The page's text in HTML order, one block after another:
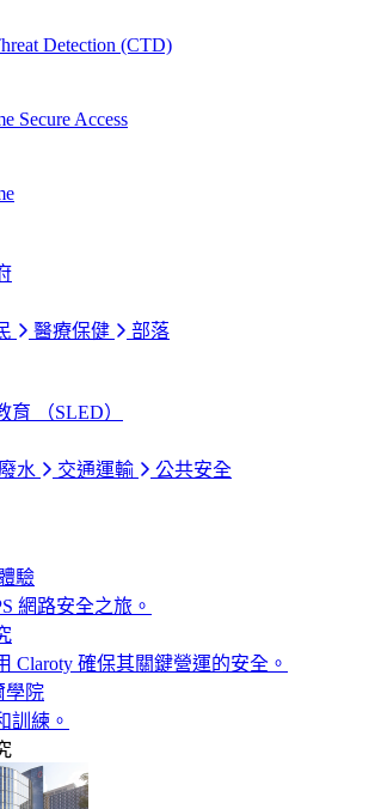
Detection (CTD)
Secure Access
醫療保健 部落
育 （SLED）
水 交通運輸 公共安全
驗
網路安全之旅。
Claroty 確保其關鍵營運的安全。
學院
訓練。